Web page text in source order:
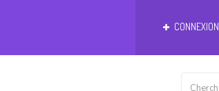
CONNEXION